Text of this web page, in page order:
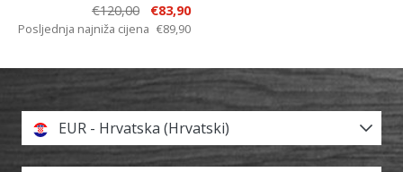
€120,00
€83,90
Posljednja najniža cijena €89,90
EUR - Hrvatska (Hrvatski)